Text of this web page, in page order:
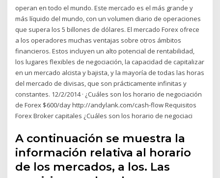
operan en todo el mundo. Este mercado es el más grande y
más líquido del mundo, con un volumen diario de operaciones
que supera los 5 billones de dólares. El mercado Forex ofrece
a los operadores muchas ventajas sobre otros ámbitos
financieros. Estos incluyen un alto potencial de rentabilidad,
los lugares flexibles de negociación, la capacidad de capitalizar
en un mercado alcista y bajista, y la mayoría de todas las horas
del mercado de divisas, que son prácticamente infinitas y
constantes. 12/2/2014 · ¿Cuáles son los horario de negociación
de Forex $600/day http://andylank.com/cash-flow Requisitos
Forex Broker capitales ¿Cuáles son los horario de negociaci
A continuación se muestra la
información relativa al horario
de los mercados, a los. Las